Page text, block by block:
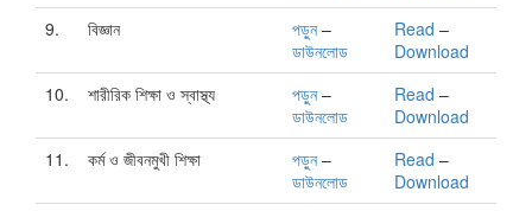
9.
বিজ্ঞান পড়ুন–
ডাউনলোড
Read –
Download
10.
শারীরিক শিক্ষা ও স্বাস্থ্য পড়ুন–
ডাউনলোড
Read –
Download
11.
কর্ম ও জীবনমুখী শিক্ষা পড়ুন–
ডাউনলোড
Read –
Download